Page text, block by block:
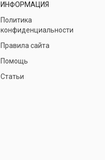
ИНФОРМАЦИЯ
Политика
конфиденциальности
Правила сайта
Помощь
Статьи